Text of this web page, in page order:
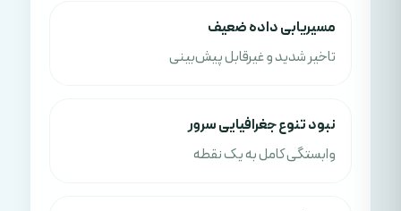
مسیریابی داده ضعیف
تاخیر شدید و غیرقابل پیش‌بینی
نبود تنوع جغرافیایی سرور
وابستگی کامل به یک نقطه